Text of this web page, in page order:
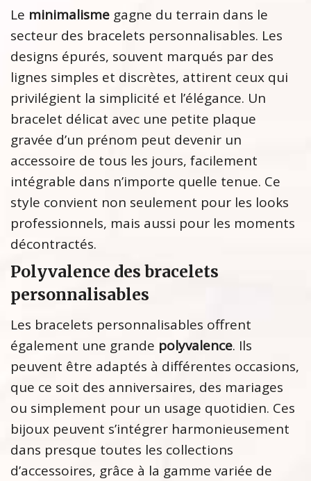
Le minimalisme gagne du terrain dans le
secteur des bracelets personnalisables. Les
designs épurés, souvent marqués par des
lignes simples et discrètes, attirent ceux qui
privilégient la simplicité et l’élégance. Un
bracelet délicat avec une petite plaque
gravée d’un prénom peut devenir un
accessoire de tous les jours, facilement
intégrable dans n’importe quelle tenue. Ce
style convient non seulement pour les looks
professionnels, mais aussi pour les moments
décontractés.
Polyvalence des bracelets
personnalisables
Les bracelets personnalisables offrent
également une grande polyvalence. Ils
peuvent être adaptés à différentes occasions,
que ce soit des anniversaires, des mariages
ou simplement pour un usage quotidien. Ces
bijoux peuvent s’intégrer harmonieusement
dans presque toutes les collections
d’accessoires, grâce à la gamme variée de